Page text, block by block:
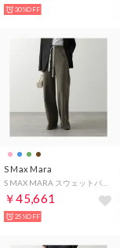
30%OFF
S Max Mara
￥45,661
25%OFF